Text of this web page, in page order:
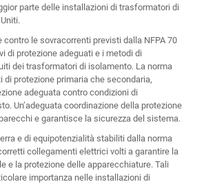
parte delle installazioni di trasformatori di
contro le sovracorrenti previsti dalla NFPA 70
di protezione adeguati e i metodi di
dei trasformatori di isolamento. La norma
protezione primaria che secondaria,
adeguata contro condizioni di
Un’adeguata coordinazione della protezione
e garantisce la sicurezza del sistema.
e di equipotenzialità stabiliti dalla norma
collegamenti elettrici volti a garantire la
e la protezione delle apparecchiature. Tali
importanza nelle installazioni di